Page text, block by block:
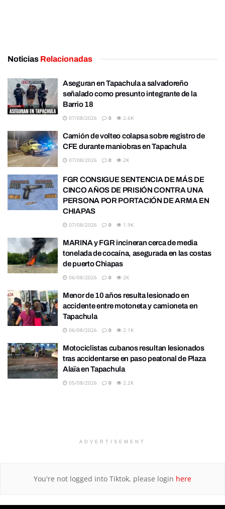
Noticias Relacionadas
Aseguran en Tapachula a salvadoreño
señalado como presunto integrante de la
Barrio 18
07/08/2026 0 2.6K
Camión de volteo colapsa sobre registro de
CFE durante maniobras en Tapachula
07/08/2026 0 2K
FGR CONSIGUE SENTENCIA DE MÁS DE
CINCO AÑOS DE PRISIÓN CONTRA UNA
PERSONA POR PORTACIÓN DE ARMA EN
CHIAPAS
07/08/2026 0 1.9K
MARINA y FGR incineran cerca de media
tonelada de cocaína, asegurada en las costas
de puerto Chiapas
06/08/2026 0 2K
Menor de 10 años resulta lesionado en
accidente entre motoneta y camioneta en
Tapachula
06/08/2026 0 2.1K
Motociclistas cubanos resultan lesionados
tras accidentarse en paso peatonal de Plaza
Alaïa en Tapachula
05/08/2026 0 2.2K
ADVERTISEMENT
You're not logged into Tiktok, please login here